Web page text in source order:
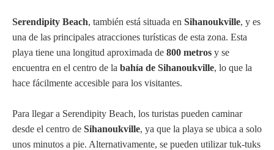
Serendipity Beach, también está situada en Sihanoukville, y es
una de las principales atracciones turísticas de esta zona. Esta
playa tiene una longitud aproximada de 800 metros y se
encuentra en el centro de la bahía de Sihanoukville, lo que la
hace fácilmente accesible para los visitantes.
Para llegar a Serendipity Beach, los turistas pueden caminar
desde el centro de Sihanoukville, ya que la playa se ubica a solo
unos minutos a pie. Alternativamente, se pueden utilizar tuk-tuks